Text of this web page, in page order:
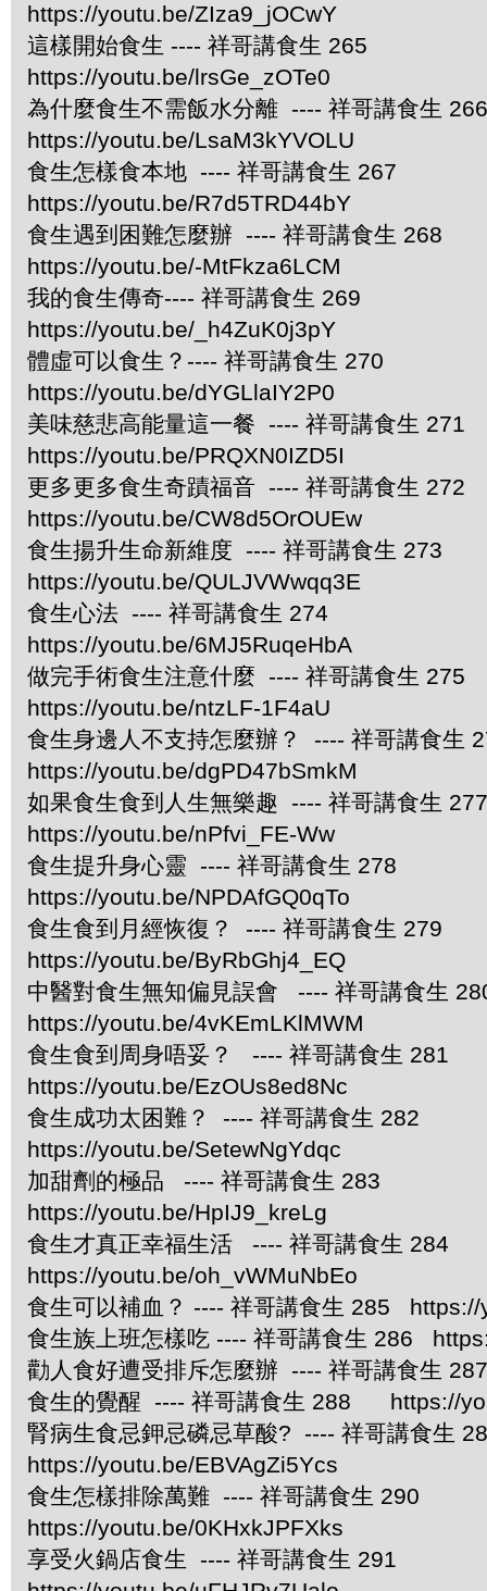
https://youtu.be/ZIza9_jOCwY
這樣開始食生 ---- 祥哥講食生 265
https://youtu.be/lrsGe_zOTe0
為什麼食生不需飯水分離 ---- 祥哥講食生 266
https://youtu.be/LsaM3kYVOLU
食生怎樣食本地 ---- 祥哥講食生 267
https://youtu.be/R7d5TRD44bY
食生遇到困難怎麼辦 ---- 祥哥講食生 268
https://youtu.be/-MtFkza6LCM
我的食生傳奇---- 祥哥講食生 269
https://youtu.be/_h4ZuK0j3pY
體虛可以食生？---- 祥哥講食生 270
https://youtu.be/dYGLlaIY2P0
美味慈悲高能量這一餐 ---- 祥哥講食生 271
https://youtu.be/PRQXN0IZD5I
更多更多食生奇蹟福音 ---- 祥哥講食生 272
https://youtu.be/CW8d5OrOUEw
食生揚升生命新維度 ---- 祥哥講食生 273
https://youtu.be/QULJVWwqq3E
食生心法 ---- 祥哥講食生 274
https://youtu.be/6MJ5RuqeHbA
做完手術食生注意什麼 ---- 祥哥講食生 275
https://youtu.be/ntzLF-1F4aU
食生身邊人不支持怎麼辦？ ---- 祥哥講食生
https://youtu.be/dgPD47bSmkM
如果食生食到人生無樂趣 ---- 祥哥講食生 277
https://youtu.be/nPfvi_FE-Ww
食生提升身心靈 ---- 祥哥講食生 278
https://youtu.be/NPDAfGQ0qTo
食生食到月經恢復？ ---- 祥哥講食生 279
https://youtu.be/ByRbGhj4_EQ
中醫對食生無知偏見誤會 ---- 祥哥講食生
https://youtu.be/4vKEmLKlMWM
食生食到周身唔妥？ ---- 祥哥講食生 281
https://youtu.be/EzOUs8ed8Nc
食生成功太困難？ ---- 祥哥講食生 282
https://youtu.be/SetewNgYdqc
加甜劑的極品 ---- 祥哥講食生 283
https://youtu.be/HpIJ9_kreLg
食生才真正幸福生活 ---- 祥哥講食生 284
https://youtu.be/oh_vWMuNbEo
食生可以補血？ ---- 祥哥講食生 285
食生族上班怎樣吃 ---- 祥哥講食生 286
勸人食好遭受排斥怎麼辦 ---- 祥哥講食生
食生的覺醒 ---- 祥哥講食生 288 https://
腎病生食忌鉀忌磷忌草酸? ---- 祥哥講食
https://youtu.be/EBVAgZi5Ycs
食生怎樣排除萬難 ---- 祥哥講食生 290
https://youtu.be/0KHxkJPFXks
享受火鍋店食生 ---- 祥哥講食生 291